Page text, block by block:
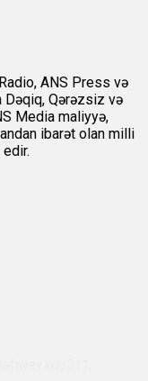
ANS Press və
Qərəzsiz və
Media maliyyə,
ibarət olan milli